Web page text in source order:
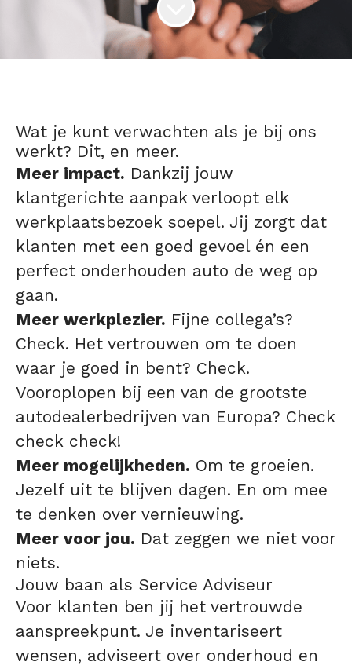
Wat je kunt verwachten als je bij ons
werkt? Dit, en meer.
Meer impact. Dankzij jouw
klantgerichte aanpak verloopt elk
werkplaatsbezoek soepel. Jij zorgt dat
klanten met een goed gevoel én een
perfect onderhouden auto de weg op
gaan.
Meer werkplezier. Fijne collega’s?
Check. Het vertrouwen om te doen
waar je goed in bent? Check.
Vooroplopen bij een van de grootste
autodealerbedrijven van Europa? Check
check check!
Meer mogelijkheden. Om te groeien.
Jezelf uit te blijven dagen. En om mee
te denken over vernieuwing.
Meer voor jou. Dat zeggen we niet voor
niets.
Jouw baan als Service Adviseur
Voor klanten ben jij het vertrouwde
aanspreekpunt. Je inventariseert
wensen, adviseert over onderhoud en